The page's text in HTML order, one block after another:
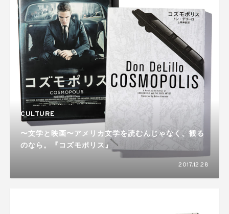
CULTURE
〜文学と映画〜アメリカ文学を読むんじゃなく、観る
のなら。『コズモポリス』
2017.12.28